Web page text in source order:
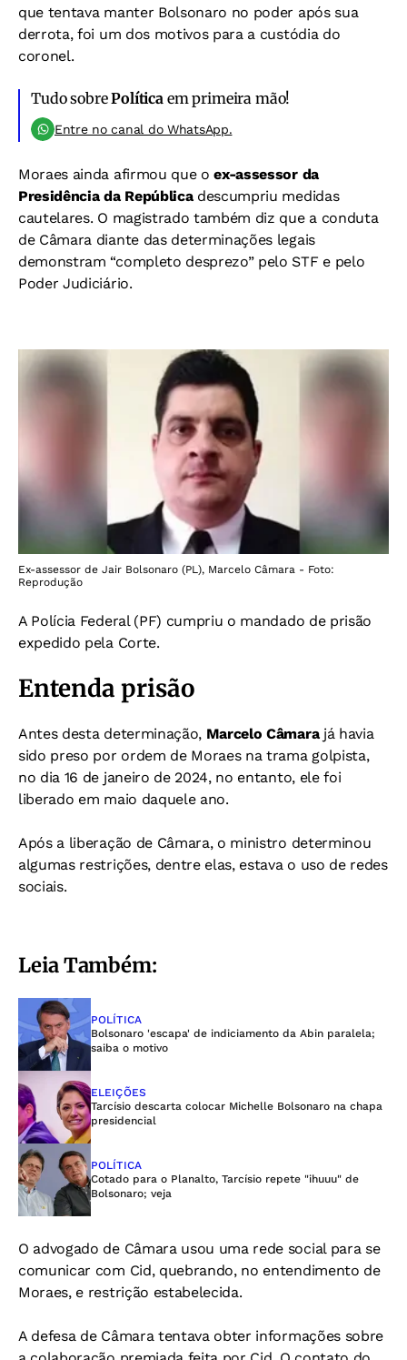
que tentava manter Bolsonaro no poder após sua
derrota, foi um dos motivos para a custódia do
coronel.
Tudo sobrePolítica em primeira mão!
Entre no canal do WhatsApp.
Moraes ainda afirmou que oex-assessor da
Presidência da Repúblicadescumpriu medidas
cautelares. O magistrado também diz quea conduta
de Câmara diante das determinações legais
demonstram “completo desprezo” pelo STF e pelo
Poder Judiciário.
Ex-assessor de Jair Bolsonaro (PL), Marcelo Câmara - Foto:
Reprodução
A Polícia Federal (PF) cumpriu o mandado de prisão
expedido pela Corte.
Entenda prisão
Antes desta determinação, Marcelo Câmarajá havia
sido preso por ordem de Moraes na trama golpista,
no dia 16 de janeiro de 2024, no entanto, ele foi
liberado em maio daquele ano.
Após a liberação de Câmara, o ministro determinou
algumas restrições, dentre elas, estava o uso de redes
sociais.
Leia Também:
POLÍTICA
Bolsonaro 'escapa' de indiciamento da Abin paralela;
saiba o motivo
ELEIÇÕES
Tarcísio descarta colocar Michelle Bolsonaro na chapa
presidencial
POLÍTICA
Cotado para o Planalto, Tarcísio repete "ihuuu" de
Bolsonaro; veja
O advogado de Câmara usou uma rede social para se
comunicar com Cid, quebrando, no entendimento de
Moraes, e restrição estabelecida.
A defesa de Câmara tentava obter informações sobre